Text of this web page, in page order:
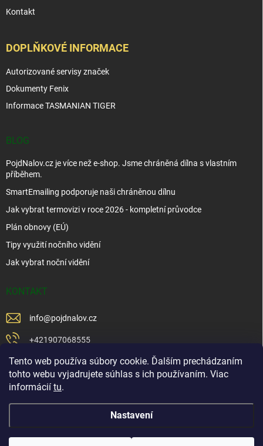
Tento web používa súbory cookie. Ďalším prechádzaním
tohto webu vyjadrujete súhlas s ich používaním. Viac
informácií tu.
Nastavení
Kontakt
DOPLŇKOVÉ INFORMACE
Autorizované servisy značek
Dokumenty Fenix
Informace TASMANIAN TIGER
BLOG
PojdNalov.cz je více než e-shop. Jsme chráněná dílna s vlastním
příběhem.
SmartEmailing podporuje naši chráněnou dílnu
Jak vybrat termovizi v roce 2026 - kompletní průvodce
Plán obnovy (EÚ)
Tipy využití nočního vidění
Jak vybrat noční vidění
KONTAKT
info@pojdnalov.cz
+421907068555
+421902479599
https://www.facebook.com/www.podnalov.sk
podnalov